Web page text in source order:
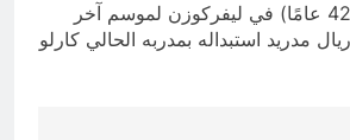
قد يستمر ألونسو (42 عامًا) في ليفركوزن لموسم آخر
مدريد استبداله بمدربه الحالي كارلو